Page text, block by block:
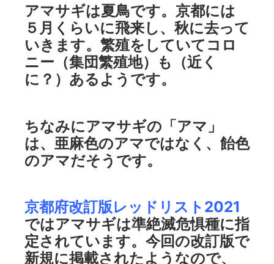
アマサギは夏鳥です。京都には
５月くらいに飛来し、秋に去って
いきます。繁殖をしていてコロ
ニー（集団繁殖地）も（近く
に？）あるようです。
ちなみにアマサギの「アマ」
は、亜麻色のアマではなく、飴色
のアマだそうです。
京都府改訂版レッドリスト2021
ではアマサギは準絶滅危惧種に指
定されています。今回の改訂版で
新規に掲載されたようなので、